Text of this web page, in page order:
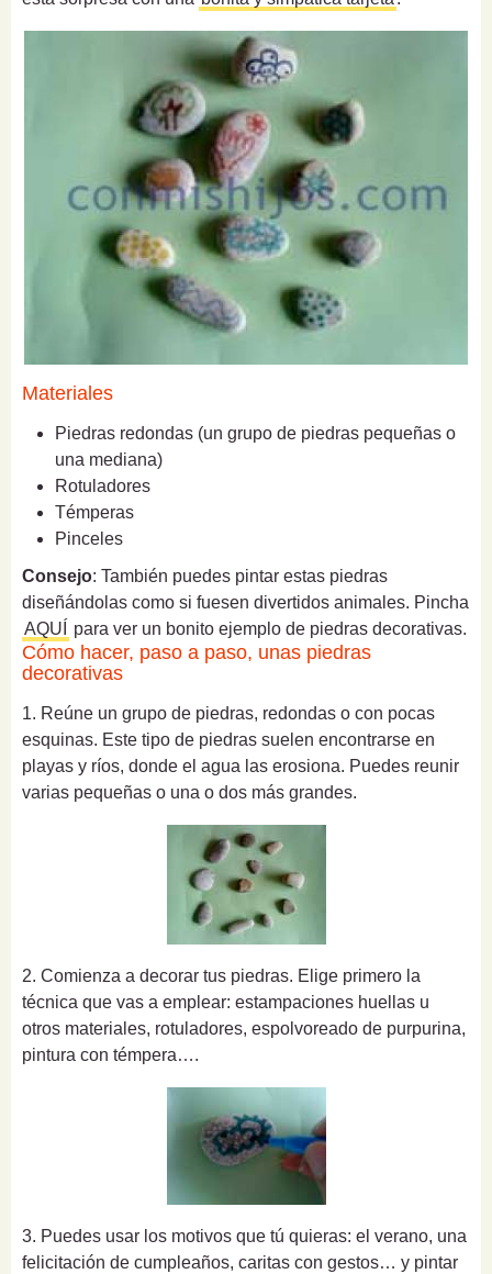
Materiales
Piedras redondas (un grupo de piedras pequeñas o
una mediana)
Rotuladores
Témperas
Pinceles
Consejo: También puedes pintar estas piedras
diseñándolas como si fuesen divertidos animales. Pincha
AQUÍ
para ver un bonito ejemplo de piedras decorativas.
Cómo hacer, paso a paso, unas piedras
decorativas
1. Reúne un grupo de piedras, redondas o con pocas
esquinas. Este tipo de piedras suelen encontrarse en
playas y ríos, donde el agua las erosiona. Puedes reunir
varias pequeñas o una o dos más grandes.
2. Comienza a decorar tus piedras. Elige primero la
técnica que vas a emplear: estampaciones huellas u
otros materiales, rotuladores, espolvoreado de purpurina,
pintura con témpera….
3. Puedes usar los motivos que tú quieras: el verano, una
felicitación de cumpleaños, caritas con gestos… y pintar